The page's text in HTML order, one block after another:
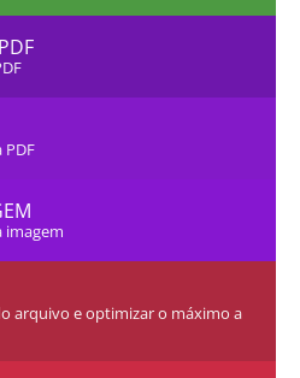
PDF
imagem
arquivo e optimizar o máximo a